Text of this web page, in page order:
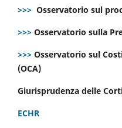
>>> Osservatorio sul
>>> Osservatorio sulla
>>> Osservatorio sul
(OCA)
Giurisprudenza delle
ECHR